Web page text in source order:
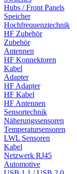
Hubs / Front Panels
Speicher
Hochfrequenztechnik
HF Zubehör
Zubehör
Antennen
HF Konnektoren
Kabel
Adapter
HF Adapter
HF Kabel
HF Antennen
Sensortechnik
Näherungssensoren
Temperatursensoren
LWL Sensoren
Kabel
Netzwerk RJ45
Automotive